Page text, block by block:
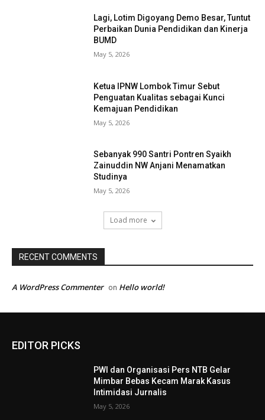
Lagi, Lotim Digoyang Demo Besar, Tuntut
Perbaikan Dunia Pendidikan dan Kinerja
BUMD
May 5, 2026
Ketua IPNW Lombok Timur Sebut
Penguatan Kualitas sebagai Kunci
Kemajuan Pendidikan
May 5, 2026
Sebanyak 990 Santri Pontren Syaikh
Zainuddin NW Anjani Menamatkan
Studinya
May 5, 2026
Load more
RECENT COMMENTS
A WordPress Commenter on Hello world!
EDITOR PICKS
PWI dan Organisasi Pers NTB Gelar
Mimbar Bebas Kecam Marak Kasus
Intimidasi Jurnalis
May 5, 2026